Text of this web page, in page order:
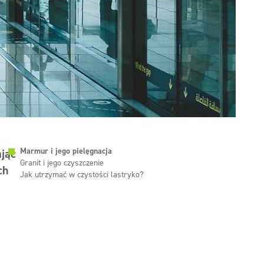
Marmur i jego pielęgnacja
Granit i jego czyszczenie
Jak utrzymać w czystości lastryko?